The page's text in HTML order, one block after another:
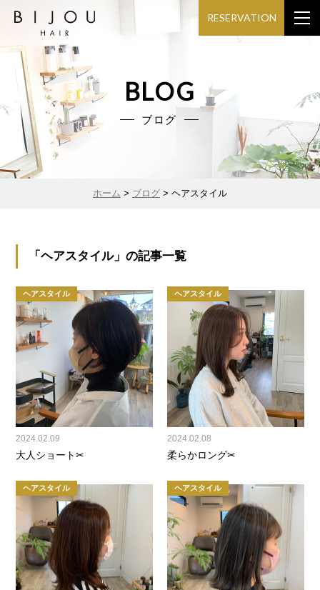
RESERVATION
BLOG
ブログ
ホーム > ブログ > ヘアスタイル
「ヘアスタイル」の記事一覧
ヘアスタイル
2024.02.09
大人ショート✂
ヘアスタイル
2024.02.08
柔らかロング✂
ヘアスタイル ヘアスタイル